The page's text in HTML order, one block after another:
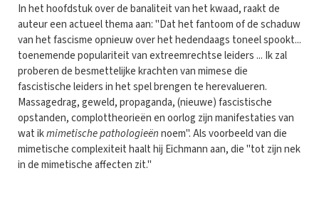
In het hoofdstuk over de banaliteit van het kwaad, raakt de
auteur een actueel thema aan: "Dat het fantoom of de schaduw
van het fascisme opnieuw over het hedendaags toneel spookt...
toenemende populariteit van extreemrechtse leiders ... Ik zal
proberen de besmettelijke krachten van mimese die
fascistische leiders in het spel brengen te herevalueren.
Massagedrag, geweld, propaganda, (nieuwe) fascistische
opstanden, complottheorieën en oorlog zijn manifestaties van
wat ikmimetische pathologieënnoem". Als voorbeeld van die
mimetische complexiteit haalt hij Eichmann aan, die "tot zijn nek
in de mimetische affecten zit."